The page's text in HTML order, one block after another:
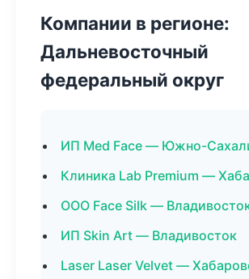
Компании в регионе:
Дальневосточный
федеральный округ
ИП Med Face — Южно-
Клиника Lab Premium —
ООО Face Silk —
ИП Skin Art — Владивосток
Laser Laser Velvet —